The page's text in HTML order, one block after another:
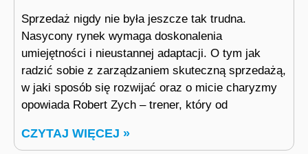
Sprzedaż nigdy nie była jeszcze tak trudna.
Nasycony rynek wymaga doskonalenia
umiejętności i nieustannej adaptacji. O tym jak
radzić sobie z zarządzaniem skuteczną sprzedażą,
w jaki sposób się rozwijać oraz o micie charyzmy
opowiada Robert Zych – trener, który od
CZYTAJ WIĘCEJ »